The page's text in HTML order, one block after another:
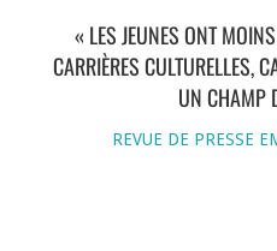
« LES JEUNES ONT
CARRIÈRES CULTURELLES,
UN CHAMP
REVUE DE PRESSE